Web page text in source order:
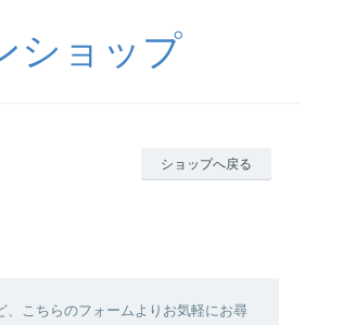
ショップ
ショップへ戻る
こちらのフォームよりお気軽にお尋